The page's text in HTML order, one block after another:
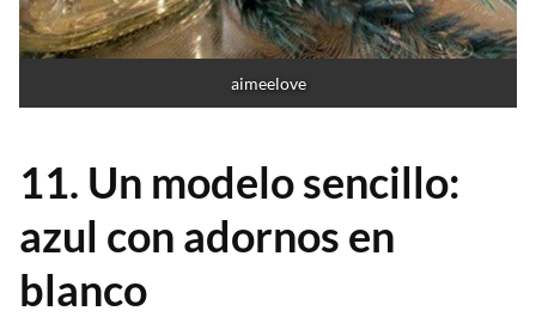
aimeelove
11. Un modelo sencillo:
azul con adornos en
blanco